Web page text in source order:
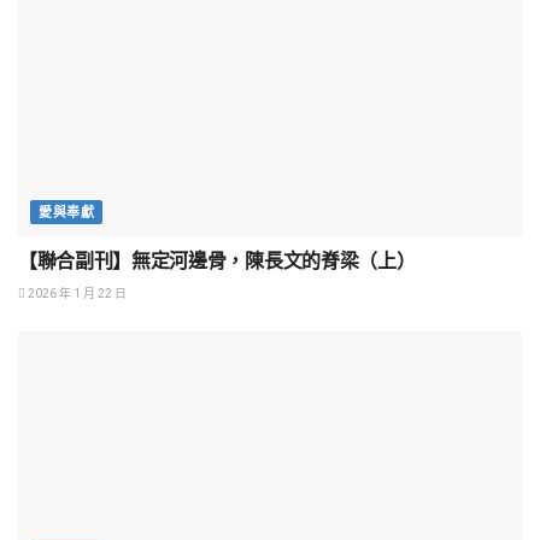
愛與奉獻
【聯合副刊】無定河邊骨，陳長文的脊梁（上）
2026 年 1 月 22 日